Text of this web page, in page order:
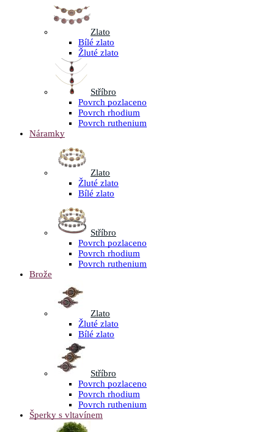
Zlato
Bílé zlato
Žluté zlato
Stříbro
Povrch pozlaceno
Povrch rhodium
Povrch ruthenium
Náramky
Zlato
Žluté zlato
Bílé zlato
Stříbro
Povrch pozlaceno
Povrch rhodium
Povrch ruthenium
Brože
Zlato
Žluté zlato
Bílé zlato
Stříbro
Povrch pozlaceno
Povrch rhodium
Povrch ruthenium
Šperky s vltavínem